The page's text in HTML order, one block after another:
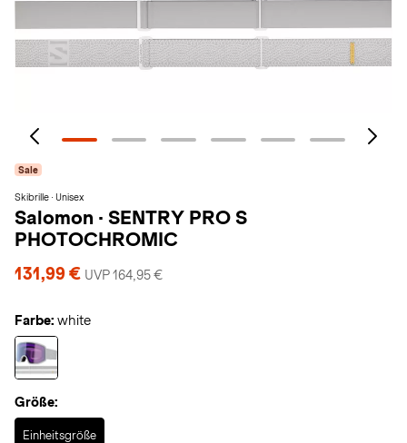
Sale
Skibrille · Unisex
Salomon · SENTRY PRO S
PHOTOCHROMIC
131,99 € UVP 164,95 €
Farbe: white
Größe:
Einheitsgröße
Selected